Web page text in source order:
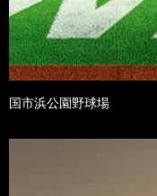
国市浜公園野球場